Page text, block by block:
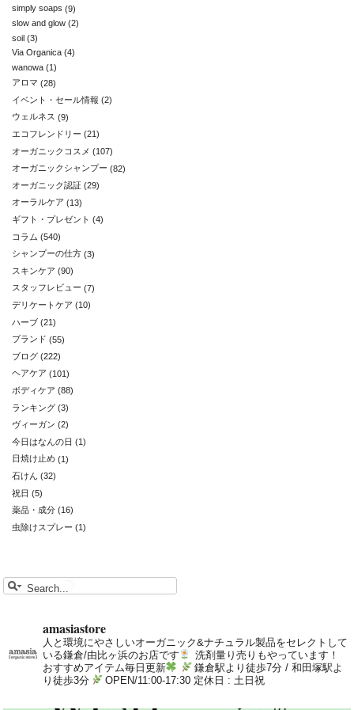
simply soaps (9)
slow and glow (2)
soil (3)
Via Organica (4)
wanowa (1)
アロマ (28)
イベント・セール情報 (2)
ウェルネス (9)
エコフレンドリー (21)
オーガニックコスメ (107)
オーガニックシャンプー (82)
オーガニック認証 (29)
オーラルケア (13)
ギフト・プレゼント (4)
コラム (540)
シャンプーの仕方 (3)
スキンケア (90)
スタッフレビュー (7)
デリケートケア (10)
ハーブ (21)
ブランド (55)
ブログ (222)
ヘアケア (101)
ボディケア (88)
ランキング (3)
ヴィーガン (2)
今日はなんの日 (1)
日焼け止め (1)
石けん (32)
祝日 (5)
薬品・成分 (16)
虫除けスプレー (1)
amasiastore
人と環境にやさしいオーガニック&ナチュラル製品をセレクトして
いる鎌倉/由比ヶ浜のお店です
洗剤量り売りもやっています！
おすすめアイテム毎日更新
鎌倉駅より徒歩7分 / 和田塚駅よ
り徒歩3分
OPEN/11:00-17:30 定休日 : 土日祝